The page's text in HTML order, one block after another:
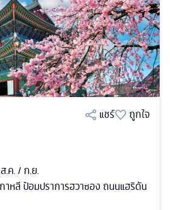
แชร์
ถูกใจ
.ค. / ก.ย.
าหลี ป้อมปราการฮวาซอง ถนนแฮริดัน